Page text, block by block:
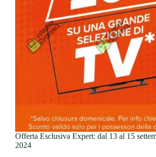
Offerta Esclusiva Expert: dal 13 al 15
2024